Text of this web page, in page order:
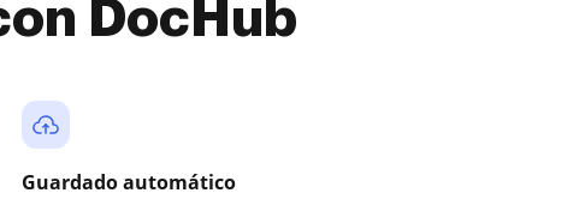
DocHub
Guardado automático